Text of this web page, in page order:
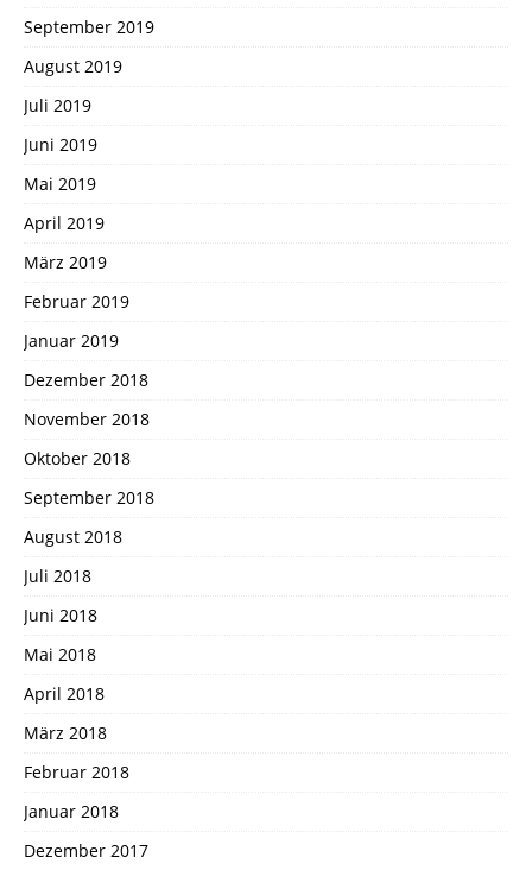
September 2019
August 2019
Juli 2019
Juni 2019
Mai 2019
April 2019
März 2019
Februar 2019
Januar 2019
Dezember 2018
November 2018
Oktober 2018
September 2018
August 2018
Juli 2018
Juni 2018
Mai 2018
April 2018
März 2018
Februar 2018
Januar 2018
Dezember 2017